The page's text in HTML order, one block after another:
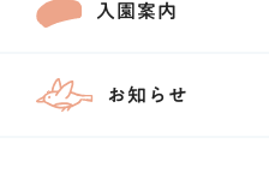
入園案内
お知らせ